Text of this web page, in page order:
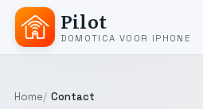
Pilot
DOMOTICA VOOR IPHONE
Home Contact